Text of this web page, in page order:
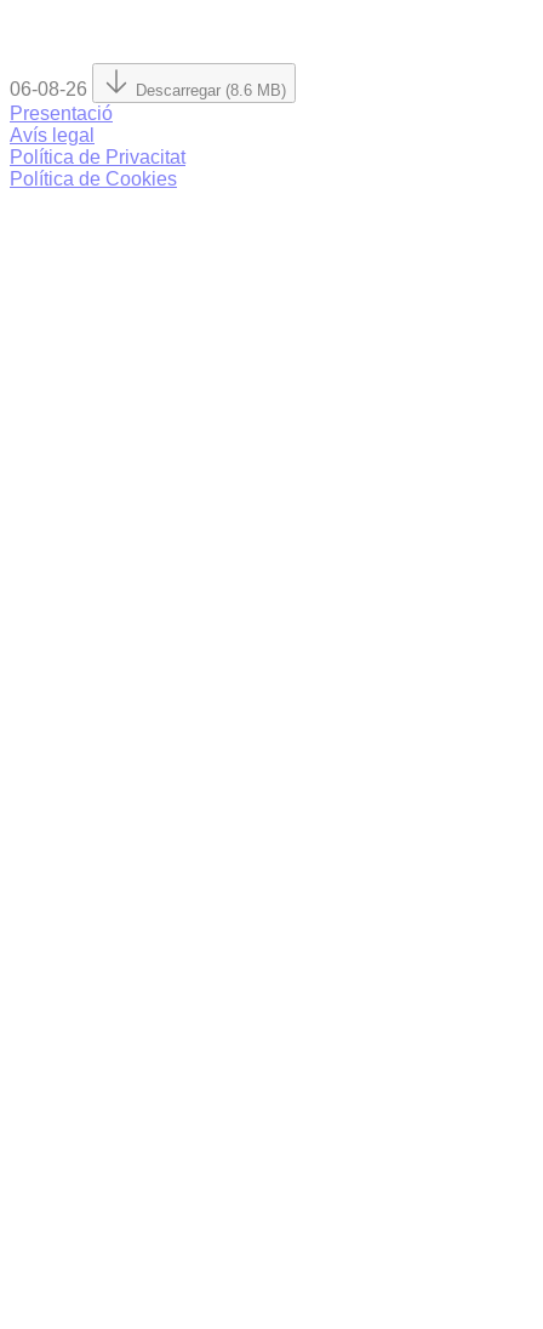
06-08-26 Descarregar (8.6 MB)
Presentació
Avís legal
Política de Privacitat
Política de Cookies